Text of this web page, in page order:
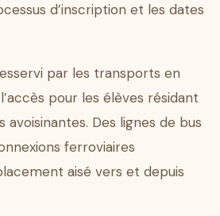
d’inscription et les dates
par les transports en
pour les élèves résidant
avoisinantes. Des lignes de bus
ferroviaires
aisé vers et depuis